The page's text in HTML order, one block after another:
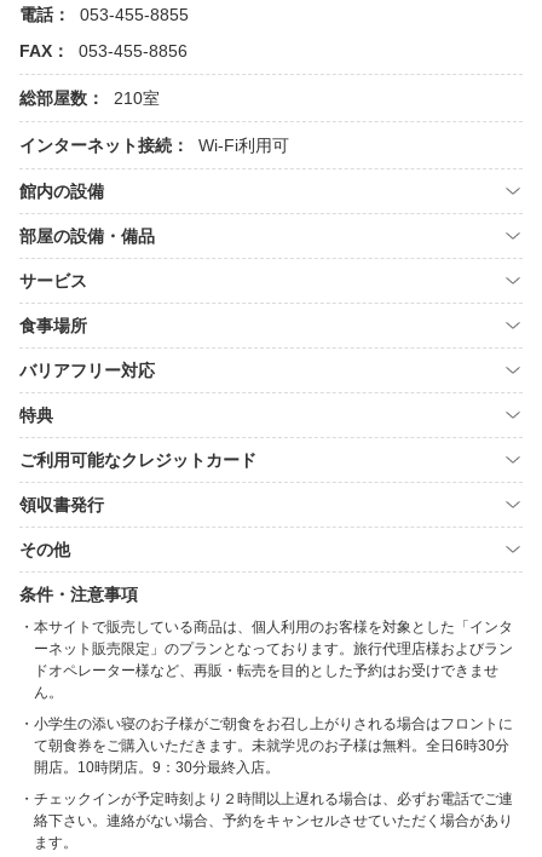
電話：
053-455-8855
FAX：
053-455-8856
総部屋数： 210室
インターネット接続： Wi-Fi利用可
館内の設備
部屋の設備・備品
サービス
食事場所
バリアフリー対応
特典
ご利用可能なクレジットカード
領収書発行
その他
条件・注意事項
本サイトで販売している商品は、個人利用のお客様を対象とした「インタ
ーネット販売限定」のプランとなっております。旅行代理店様およびラン
ドオペレーター様など、再販・転売を目的とした予約はお受けできませ
ん。
小学生の添い寝のお子様がご朝食をお召し上がりされる場合はフロントに
て朝食券をご購入いただきます。未就学児のお子様は無料。全日6時30分
開店。10時閉店。9：30分最終入店。
チェックインが予定時刻より２時間以上遅れる場合は、必ずお電話でご連
絡下さい。連絡がない場合、予約をキャンセルさせていただく場合があり
ます。